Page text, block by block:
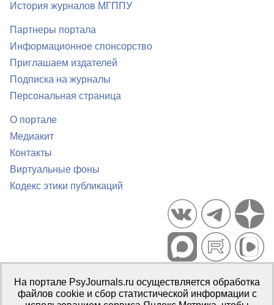
История журналов МГППУ
Партнеры портала
Информационное спонсорство
Приглашаем издателей
Подписка на журналы
Персональная страница
О портале
Медиакит
Контакты
Виртуальные фоны
Кодекс этики публикаций
Портал психологических изданий PsyJournals.ru, 2007–2026
Правила использования материалов
На портале PsyJournals.ru осуществляется обработка
файлов cookie и сбор статистической информации с